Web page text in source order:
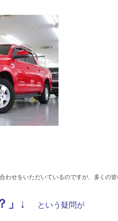
わせをいただいているのですが、多くの
」↓ という疑問が